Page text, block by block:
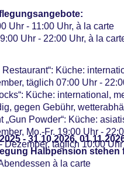
/ VISA, MasterCard,
nicht überdacht:
1,
Uhr - 11:00 Uhr, à la carte
Uhr - 22:00 Uhr, à la
Restaurant“: Küche:
täglich 07:00 Uhr -
Küche: international,
gegen Gebühr,
„Gun Powder“: Küche:
Mo.-Fr. 19:00 Uhr -
Dezember, täglich 10:00
- 31.10.2026,
Halbpension
à la carte